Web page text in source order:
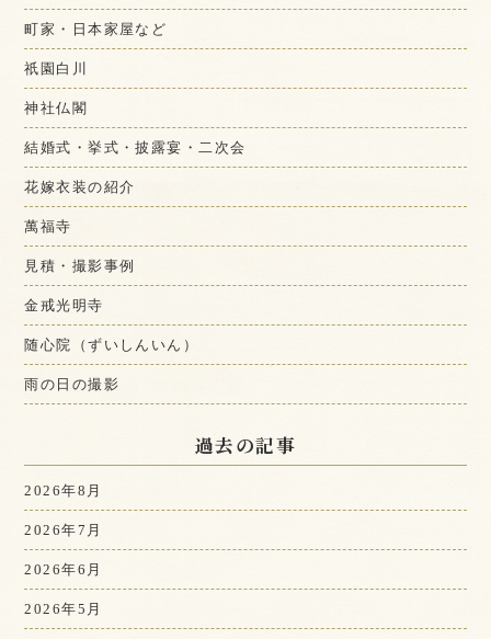
町家・日本家屋など
祇園白川
神社仏閣
結婚式・挙式・披露宴・二次会
花嫁衣装の紹介
萬福寺
見積・撮影事例
金戒光明寺
随心院（ずいしんいん）
雨の日の撮影
過去の記事
2026年8月
2026年7月
2026年6月
2026年5月